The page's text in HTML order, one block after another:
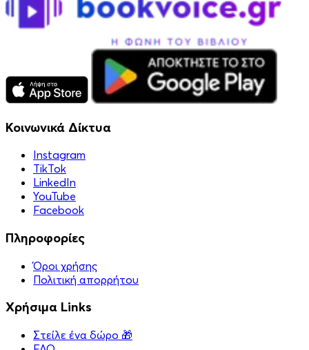
Κοινωνικά Δίκτυα
Instagram
TikTok
LinkedIn
YouTube
Facebook
Πληροφορίες
Όροι χρήσης
Πολιτική απορρήτου
Χρήσιμα Links
Στείλε ένα δώρο 🎁